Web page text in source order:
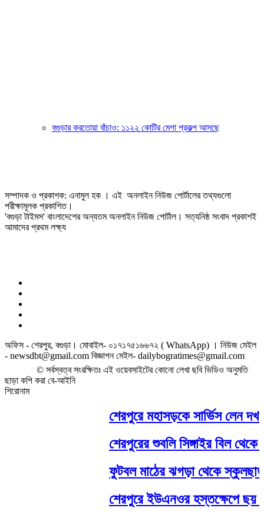
বগুড়ার করতোয়া বাঁচাও: ১১২২ কোটির মেগা প্রকল্প আসছে
সম্পাদক ও প্রকাশক: এনামুল হক । এই অনলাইন নিউজ পোর্টালের তথ্যগুলো
পরীক্ষামূলক প্রকাশিত।
'বগুড়া টাইমস' বাংলাদেশের অন্যতম অনলাইন নিউজ পোর্টাল। সত্যনিষ্ঠ সংবাদ প্রকাশই
আমাদের প্রথম লক্ষ্য
অফিস - শেরপুর, বগুড়া। মোবাইল- ০১৭১৭৫১৬৬৭২ ( WhatsApp) । নিউজ মেইল
- newsdbt@gmail.com বিজ্ঞাপন মেইল- dailybogratimes@gmail.com
© সর্বস্বত্ব সংরক্ষিতঃ এই ওয়েবসাইটের কোনো লেখা ছবি ভিডিও অনুমতি
ছাড়া কপি করা বে-আইনি
শিরোনাম
শেরপুরে মহাসড়কে সার্ভিস লেন দখলে,
শেরপুরের শুবলি সিঙ্গাইর বিল থেকে
ফুটবল মাঠের ঝগড়া থেকে স্কুলছাত্র
শেরপুরে ইউএনওর হস্তক্ষেপে ছয় মাস